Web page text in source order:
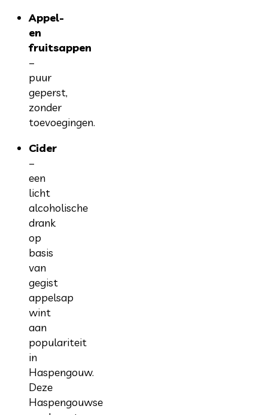
Appel-
en
fruitsappen
–
puur
geperst,
zonder
toevoegingen.
Cider
–
een
licht
alcoholische
drank
op
basis
van
gegist
appelsap
wint
aan
populariteit
in
Haspengouw.
Deze
Haspengouwse